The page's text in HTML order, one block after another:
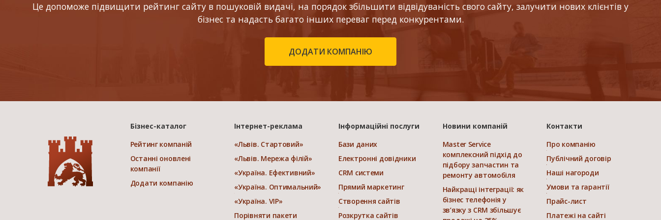
Це допоможе підвищити рейтинг сайту в пошуковій видачі, на порядок збільшити відвідуваність свого сайту, залучити нових клієнтів у
бізнес та надасть багато інших переваг перед конкурентами.
ДОДАТИ КОМПАНІЮ
Бізнес-каталог
Рейтинг компаній
Останні оновлені
компанії
Додати компанію
Інтернет-реклама
«Львів. Стартовий»
«Львів. Мережа філій»
«Україна. Ефективний»
«Україна. Оптимальний»
«Україна. VIP»
Порівняти пакети
Інформаційні послуги
Бази даних
Електронні довідники
CRM системи
Прямий маркетинг
Створення сайтів
Розкрутка сайтів
Новини компаній
Master Service
комплексний підхід до
підбору запчастин та
ремонту автомобіля
Найкращі інтеграції: як
бізнес телефонія у
зв’язку з CRM збільшує
Контакти
Про компанію
Публічний договір
Наші нагороди
Умови та гарантії
Прайс-лист
Платежі на сайті